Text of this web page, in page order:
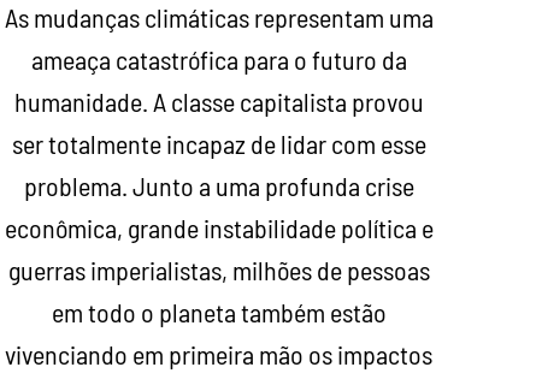
As mudanças climáticas representam uma
ameaça catastrófica para o futuro da
humanidade. A classe capitalista provou
ser totalmente incapaz de lidar com esse
problema. Junto a uma profunda crise
econômica, grande instabilidade política e
guerras imperialistas, milhões de pessoas
em todo o planeta também estão
vivenciando em primeira mão os impactos